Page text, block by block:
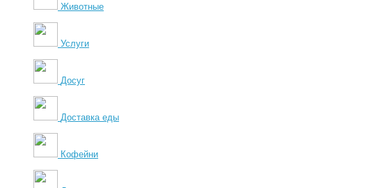
Животные
Услуги
Досуг
Доставка еды
Кофейни